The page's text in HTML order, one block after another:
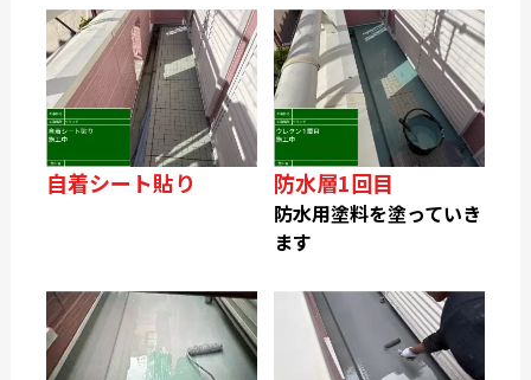
自着シート貼り 防水層1回目
防水用塗料を塗っていき
ます